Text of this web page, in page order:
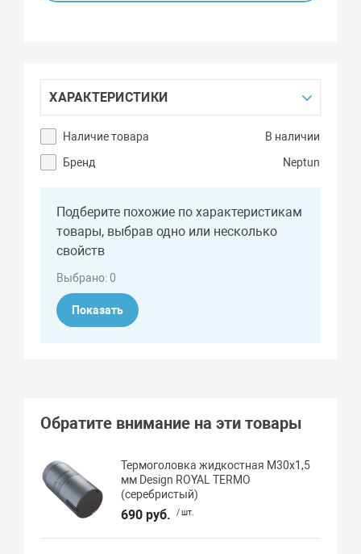
ХАРАКТЕРИСТИКИ
Наличие товара
В наличии
Бренд
Neptun
Подберите похожие по характеристикам
товары, выбрав одно или несколько
свойств
Выбрано:0
Показать
Обратите внимание на эти товары
Термоголовка жидкостная М30х1,5
мм Design ROYAL TERMO
(серебристый)
690 руб. / шт.